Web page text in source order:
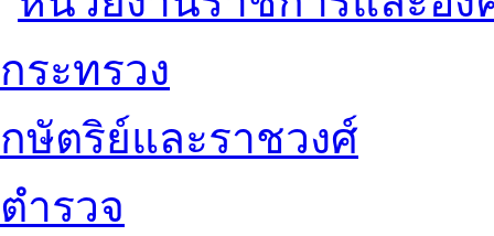
กระทรวง
กษัตริย์และราชวงศ์
ตำรวจ